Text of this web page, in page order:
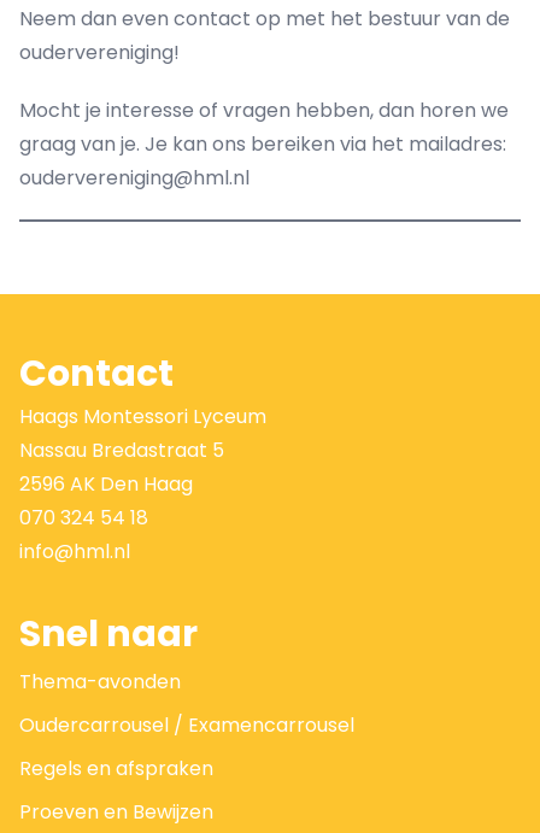
Neem dan even contact op met het bestuur van de
oudervereniging!
Mocht je interesse of vragen hebben, dan horen we
graag van je. Je kan ons bereiken via het mailadres:
oudervereniging@hml.nl
Contact
Haags Montessori Lyceum
Nassau Bredastraat 5
2596 AK Den Haag
070 324 54 18
info@hml.nl
Snel naar
Thema-avonden
Oudercarrousel / Examencarrousel
Regels en afspraken
Proeven en Bewijzen